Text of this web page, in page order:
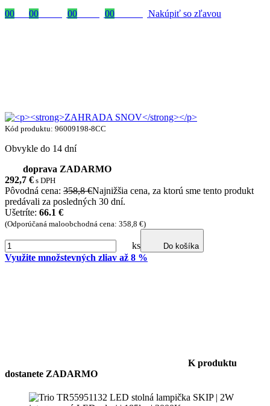
00
00 00 00 Nakúpiť so zľavou
Kód produktu: 96009198-8CC
Obvykle do 14 dní
doprava ZADARMO
292,7 € s DPH
Pôvodná cena: 358,8 €Najnižšia cena, za ktorú sme tento produkt
predávali za posledných 30 dní.
Ušetríte: 66.1 €
(Odporúčaná maloobchodná cena: 358,8 €)
ks Do košíka
Využite množstevných zliav až 8 %
K produktu
dostanete ZADARMO